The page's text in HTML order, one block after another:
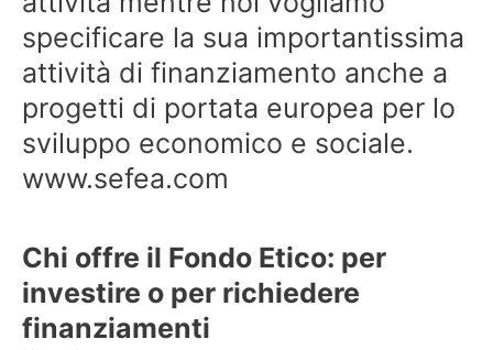
specificare la sua importantissima
attività di finanziamento anche a
progetti di portata europea per lo
sviluppo economico e sociale.
www.sefea.com
Chi offre il Fondo Etico: per
investire o per richiedere
finanziamenti